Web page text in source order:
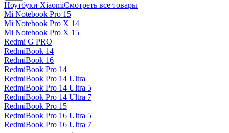
Ноутбуки XiaomiСмотреть все товары
Mi Notebook Pro 15
Mi Notebook Pro X 14
Mi Notebook Pro X 15
Redmi G PRO
RedmiBook 14
RedmiBook 16
RedmiBook Pro 14
RedmiBook Pro 14 Ultra
RedmiBook Pro 14 Ultra 5
RedmiBook Pro 14 Ultra 7
RedmiBook Pro 15
RedmiBook Pro 16 Ultra 5
RedmiBook Pro 16 Ultra 7